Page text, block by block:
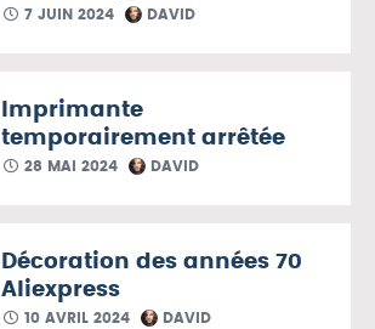
7 JUIN 2024 DAVID
Imprimante
temporairement arrêtée
28 MAI 2024 DAVID
Décoration des années 70
Aliexpress
10 AVRIL 2024 DAVID